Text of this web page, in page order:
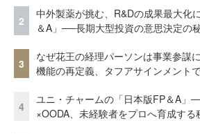
2
中外製薬が挑む、R&Dの成果最大化
＆A」──長期大型投資の意思決定の
3
なぜ花王の経理パーソンは事業参謀
機能の再定義、タフアサインメント
4
ユニ・チャームの「日本版FP＆A」
×OODA、未経験者をプロへ育成する